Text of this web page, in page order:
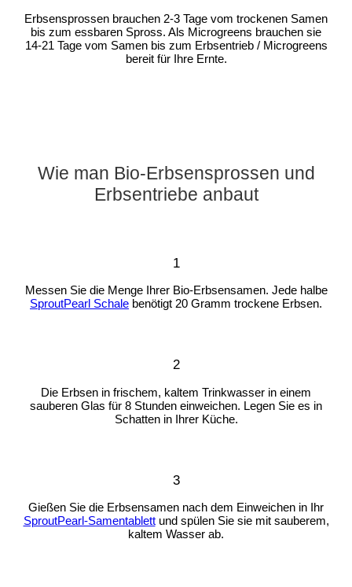
Erbsensprossen brauchen 2-3 Tage vom trockenen Samen
bis zum essbaren Spross. Als Microgreens brauchen sie
14-21 Tage vom Samen bis zum Erbsentrieb / Microgreens
bereit für Ihre Ernte.
Wie man Bio-Erbsensprossen und
Erbsentriebe anbaut
1
Messen Sie die Menge Ihrer Bio-Erbsensamen. Jede halbe
SproutPearl Schale benötigt 20 Gramm trockene Erbsen.
2
Die Erbsen in frischem, kaltem Trinkwasser in einem
sauberen Glas für 8 Stunden einweichen. Legen Sie es in
Schatten in Ihrer Küche.
3
Gießen Sie die Erbsensamen nach dem Einweichen in Ihr
SproutPearl-Samentablettund spülen Sie sie mit sauberem,
kaltem Wasser ab.